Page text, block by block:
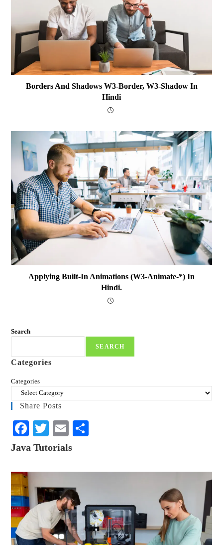
Borders And Shadows W3-Border, W3-Shadow In
Hindi
Applying Built-In Animations (w3-Animate-*) In
Hindi.
Search
SEARCH
Categories
Categories
Share Posts
Fa
ce
ok
T
wi
r
E
m
Java Tutorials